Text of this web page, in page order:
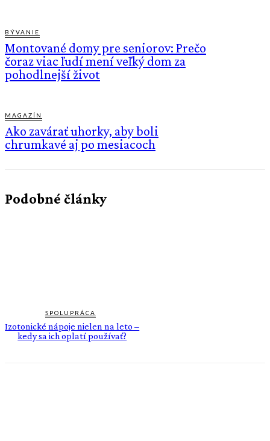
BÝVANIE
Montované domy pre seniorov: Prečo
čoraz viac ľudí mení veľký dom za
pohodlnejší život
MAGAZÍN
Ako zavárať uhorky, aby boli
chrumkavé aj po mesiacoch
Podobné články
SPOLUPRÁCA
Izotonické nápoje nielen na leto –
kedy sa ich oplatí používať?